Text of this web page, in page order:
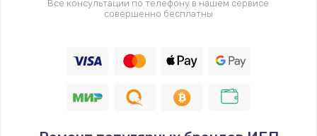
Все консультации по телефону в нашем сервисе
совершенно бесплатны